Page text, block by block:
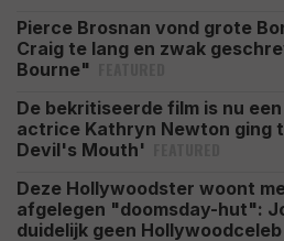
Pierce Brosnan vond grote
Craig te lang en zwak
Bourne"
De bekritiseerde film is nu
actrice Kathryn Newton ging
Devil's Mouth'
Deze Hollywoodster woont
afgelegen "doomsday-hut":
duidelijk geen Hollywoodceleb